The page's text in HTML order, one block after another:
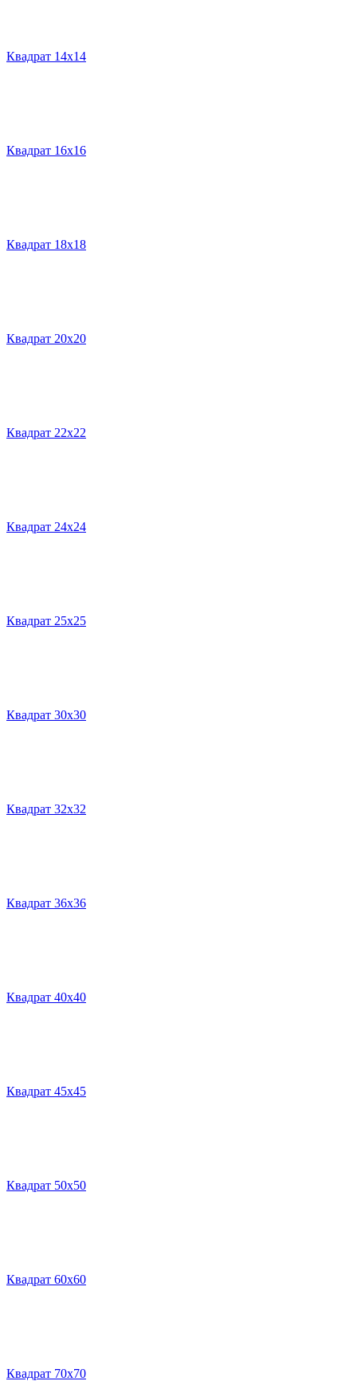
Квадрат 14х14
Квадрат 16х16
Квадрат 18х18
Квадрат 20х20
Квадрат 22х22
Квадрат 24х24
Квадрат 25х25
Квадрат 30х30
Квадрат 32х32
Квадрат 36х36
Квадрат 40х40
Квадрат 45х45
Квадрат 50х50
Квадрат 60х60
Квадрат 70х70